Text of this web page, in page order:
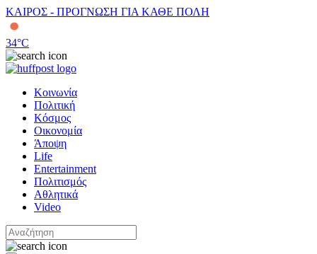
ΚΑΙΡΟΣ - ΠΡΟΓΝΩΣΗ ΓΙΑ ΚΑΘΕ ΠΟΛΗ
34°C
Κοινωνία
Πολιτική
Κόσμος
Οικονομία
Άποψη
Life
Entertainment
Πολιτισμός
Αθλητικά
Video